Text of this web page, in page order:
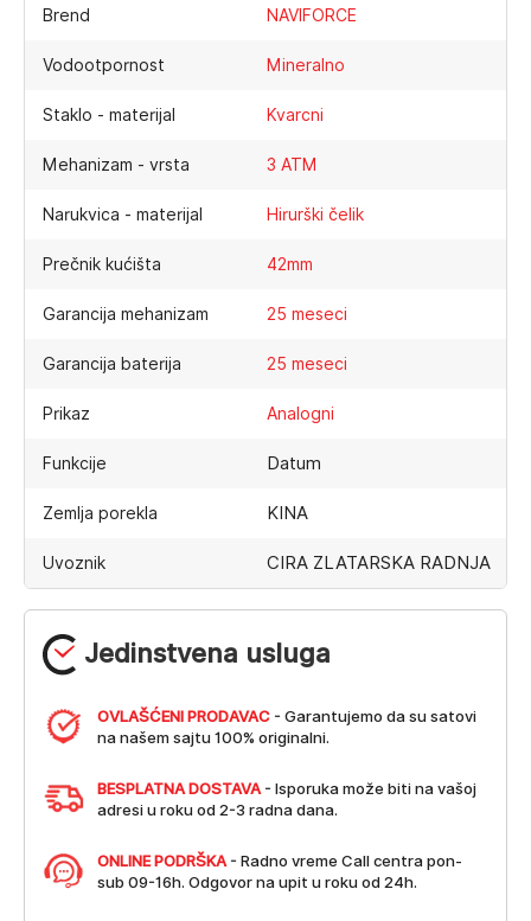
Jedinstvena usluga
OVLAŠĆENI PRODAVAC - Garantujemo da su satovi
na našem sajtu 100% originalni.
BESPLATNA DOSTAVA - Isporuka može biti na vašoj
adresi u roku od 2-3 radna dana.
ONLINE PODRŠKA - Radno vreme Call centra pon-
sub 09-16h. Odgovor na upit u roku od 24h.
Brend NAVIFORCE
Vodootpornost Mineralno
Staklo - materijal Kvarcni
Mehanizam - vrsta 3 ATM
Narukvica - materijal Hirurški čelik
Prečnik kućišta 42mm
Garancija mehanizam 25 meseci
Garancija baterija 25 meseci
Prikaz Analogni
Funkcije Datum
Zemlja porekla KINA
Uvoznik CIRA ZLATARSKA RADNJA